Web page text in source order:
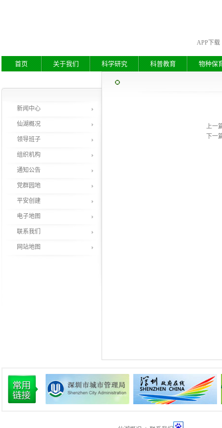
APP下载
首页 关于我们 科学研究 科普教育 物种保
上一
下一
新闻中心
仙湖概况
领导班子
组织机构
通知公告
党群园地
平安创建
电子地图
联系我们
网站地图